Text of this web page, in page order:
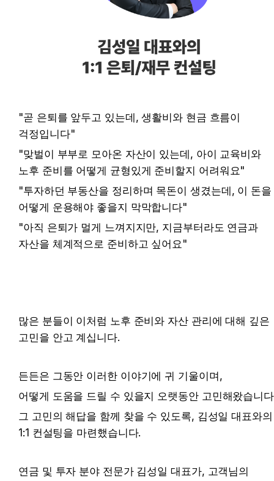
"곧 은퇴를 앞두고 있는데, 생활비와 현금 흐름이
걱정입니다"
"맞벌이 부부로 모아온 자산이 있는데, 아이 교육비와
노후 준비를 어떻게 균형있게 준비할지 어려워요"
"투자하던 부동산을 정리하며 목돈이 생겼는데, 이 돈을
어떻게 운용해야 좋을지 막막합니다"
"아직 은퇴가 멀게 느껴지지만, 지금부터라도 연금과
자산을 체계적으로 준비하고 싶어요"
많은 분들이 이처럼 노후 준비와 자산 관리에 대해 깊은
고민을 안고 계십니다.
든든은 그동안 이러한 이야기에 귀 기울이며,
어떻게 도움을 드릴 수 있을지 오랫동안 고민해왔습니
그 고민의 해답을 함께 찾을 수 있도록, 김성일 대표와의
1:1 컨설팅을 마련했습니다.
연금 및 투자 분야 전문가 김성일 대표가, 고객님의